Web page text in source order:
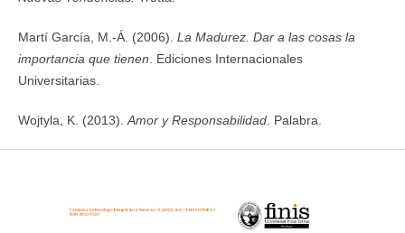
Martí García, M.-Á. (2006). La Madurez. Dar a las cosas la
importancia que tienen. Ediciones Internacionales
Universitarias.
Wojtyla, K. (2013).Amor y Responsabilidad. Palabra.